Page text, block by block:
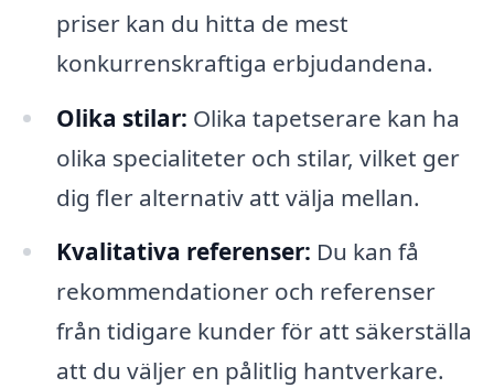
priser kan du hitta de mest
konkurrenskraftiga erbjudandena.
Olika stilar: Olika tapetserare kan ha
olika specialiteter och stilar, vilket ger
dig fler alternativ att välja mellan.
Kvalitativa referenser: Du kan få
rekommendationer och referenser
från tidigare kunder för att säkerställa
att du väljer en pålitlig hantverkare.